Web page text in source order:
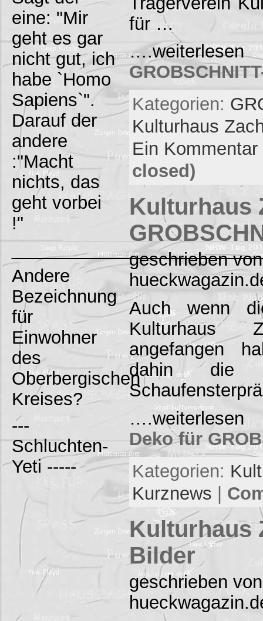
eine: "Mir
geht es gar
nicht gut, ich
habe `Homo
Sapiens`".
Darauf der
andere
:"Macht
nichts, das
geht vorbei
!"
Andere
Bezeichnung
für
Einwohner
des
Oberbergischen
Kreises?
---
Schluchten-
Yeti -----
für …
Kategorien:
Kulturhaus
Ein Kommentar
closed)
Kulturhaus
geschrieben
Auch wenn
Kulturhaus
angefangen
dahin die
Deko für
Kategorien:
Kurznews |
Kulturhaus
Bilder
geschrieben